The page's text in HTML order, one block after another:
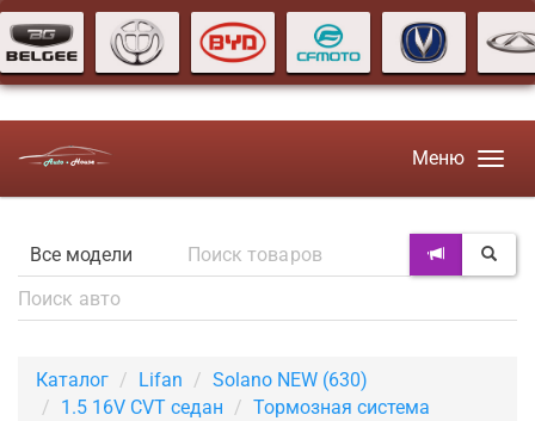
Меню
Каталог Lifan
Solano NEW (630)
1.5 16V CVT седан
Тормозная система